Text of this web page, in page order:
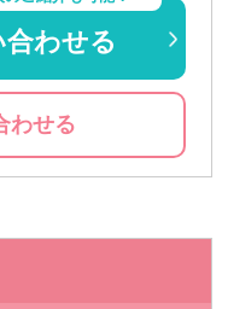
わせる
わせる